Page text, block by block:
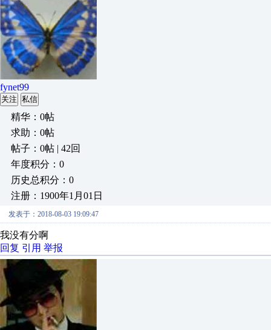
fynet99
关注 私信
精华：0帖
求助：0帖
帖子：0帖 | 42回
年度积分：0
历史总积分：0
注册：1900年1月01日
发表于：2018-08-03 19:09:47
我没有分啊
回复 引用 举报